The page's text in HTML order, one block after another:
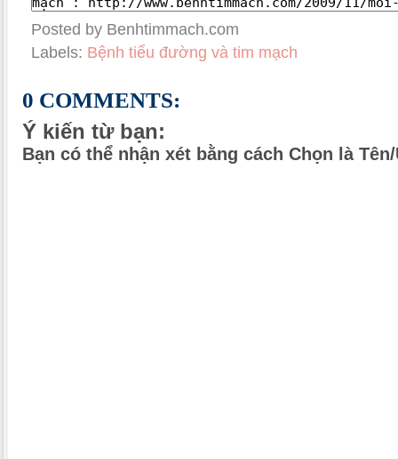
Posted by Benhtimmach.com
Labels: Bệnh tiểu đường và tim mạch
0 COMMENTS:
Ý kiến từ bạn:
Bạn có thể nhận xét bằng cách Chọn là